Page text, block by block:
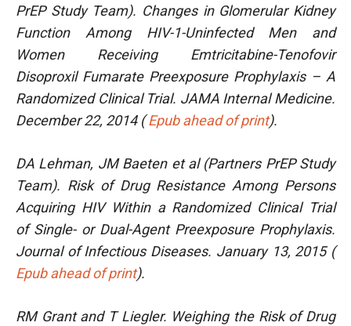
PrEP Study Team). Changes in Glomerular Kidney
Function Among HIV-1-Uninfected Men and
Women Receiving Emtricitabine-Tenofovir
Disoproxil Fumarate Preexposure Prophylaxis – A
Randomized Clinical Trial. JAMA Internal Medicine.
December 22, 2014 ( Epub ahead of print).
DA Lehman, JM Baeten et al (Partners PrEP Study
Team). Risk of Drug Resistance Among Persons
Acquiring HIV Within a Randomized Clinical Trial
of Single- or Dual-Agent Preexposure Prophylaxis.
Journal of Infectious Diseases. January 13, 2015 (
Epub ahead of print).
RM Grant and T Liegler. Weighing the Risk of Drug